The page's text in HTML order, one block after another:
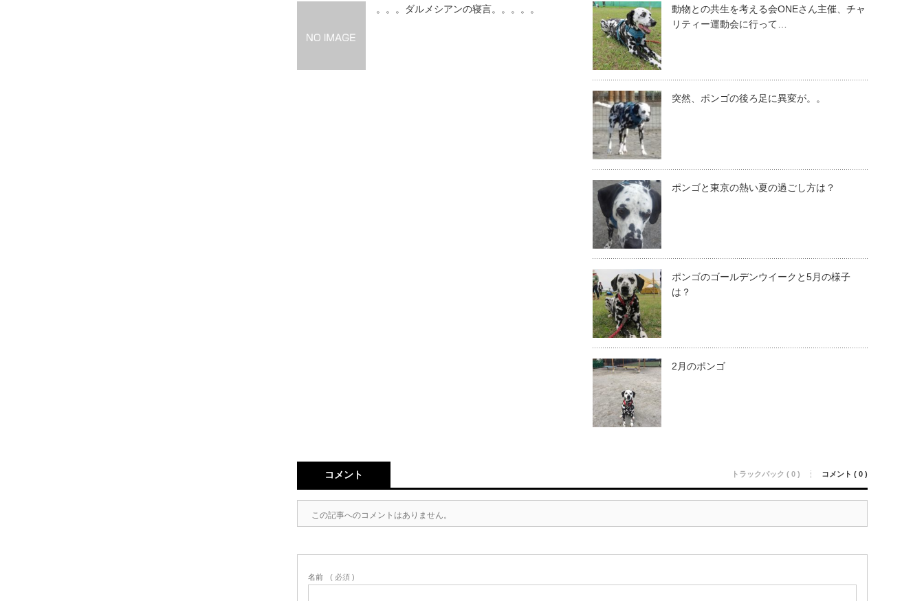
。。。ダルメシアンの寝言。。。。。
動物との共生を考える会ONEさん主催、チャ
リティー運動会に行って…
突然、ポンゴの後ろ足に異変が。。
ポンゴと東京の熱い夏の過ごし方は？
ポンゴのゴールデンウイークと5月の様子
は？
2月のポンゴ
コメント トラックバック ( 0 ) コメント ( 0 )
この記事へのコメントはありません。
名前 ( 必須 )